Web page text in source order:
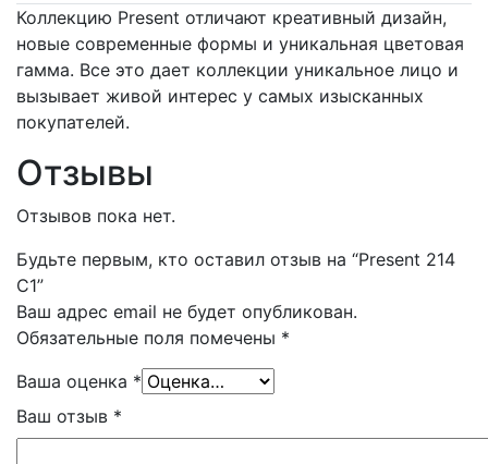
Коллекцию Present отличают креативный дизайн,
новые современные формы и уникальная цветовая
гамма. Все это дает коллекции уникальное лицо и
вызывает живой интерес у самых изысканных
покупателей.
Отзывы
Отзывов пока нет.
Будьте первым, кто оставил отзыв на “Present 214
C1”
Ваш адрес email не будет опубликован.
Обязательные поля помечены *
Ваша оценка *
Ваш отзыв *